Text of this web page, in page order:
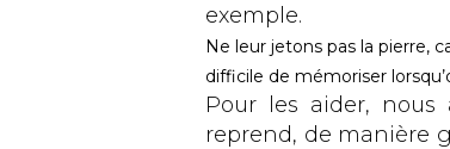
exemple.
Ne leur jetons pas la pierre,
difficile de mémoriser
Pour les aider,
reprend, de manière